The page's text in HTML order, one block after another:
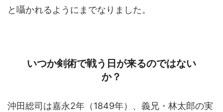
と囁かれるようにまでなりました。
いつか剣術で戦う日が来るのではない
か？
沖田総司は嘉永2年（1849年）、義兄・林太郎の実